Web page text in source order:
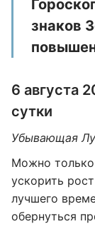
знаков
6 августа
сутки
Убывающая
Можно только
ускорить
лучшего
обернуться